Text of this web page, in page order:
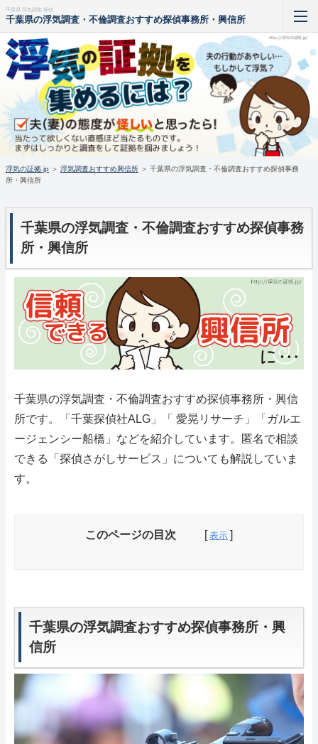
千葉県 浮気調査 探偵
千葉県の浮気調査・不倫調査おすすめ探偵事務所・興信所
浮気 証拠 集め方
浮気 証拠 隠し場所
浮気 証拠 髪の毛
浮気 証拠 日記
浮気 証拠 gps
浮気の証拠.jp ＞ 浮気調査おすすめ興信所 ＞ 千葉県の浮気調査・不倫調査おすすめ探偵事務
所・興信所
千葉県の浮気調査・不倫調査おすすめ探偵事務
所・興信所
千葉県の浮気調査・不倫調査おすすめ探偵事務所・興信
所です。「千葉探偵社ALG」「 愛晃リサーチ」「ガルエ
ージェンシー船橋」などを紹介しています。匿名で相談
できる「探偵さがしサービス」についても解説していま
す。
このページの目次
千葉県の浮気調査おすすめ探偵事務所・興
信所